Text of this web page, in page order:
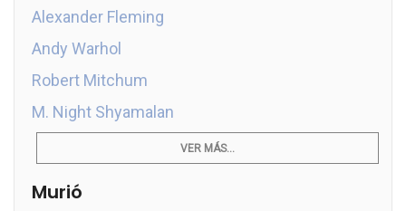
Alexander Fleming
Andy Warhol
Robert Mitchum
M. Night Shyamalan
VER MÁS...
Murió